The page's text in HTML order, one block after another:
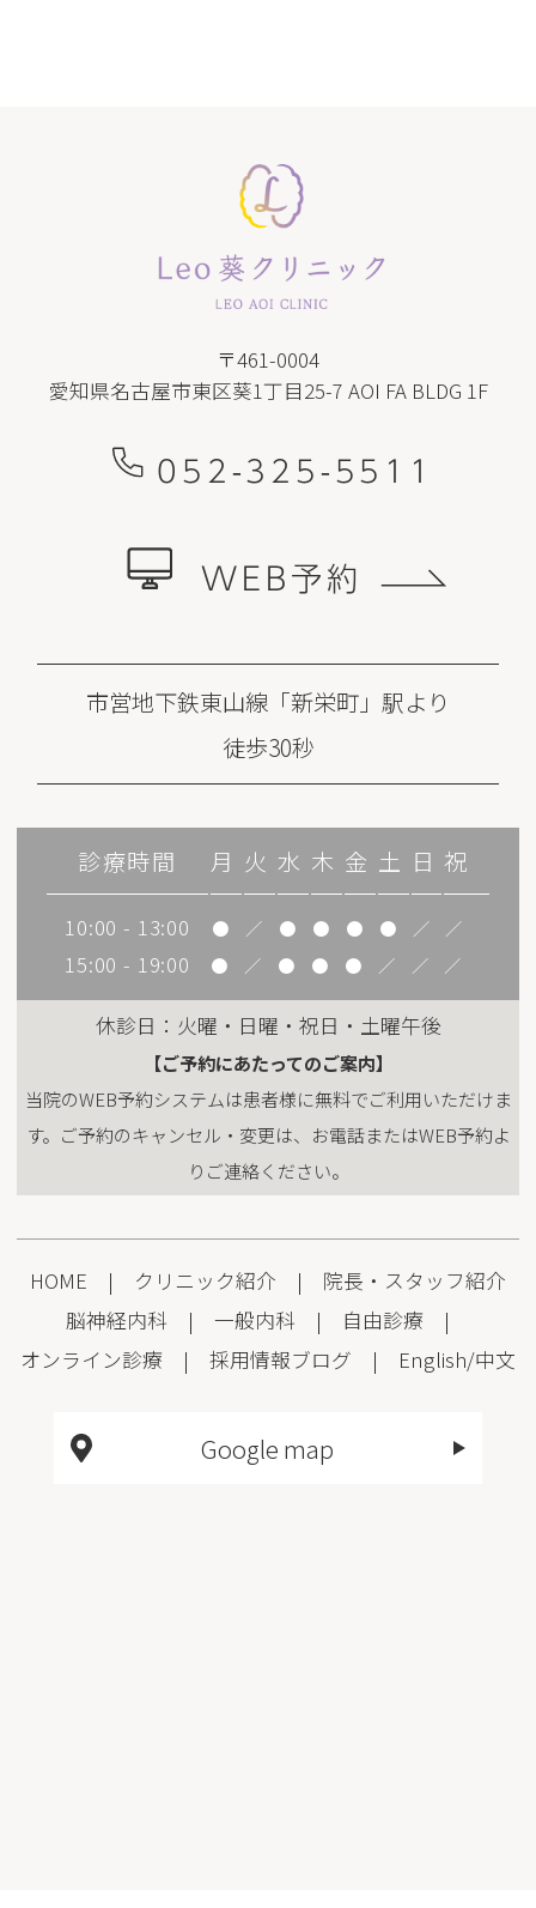
〒461-0004
愛知県名古屋市東区葵1丁目25-7 AOI FA BLDG 1F
052-325-5511
WEB予約
市営地下鉄東山線「新栄町」駅より
徒歩30秒
診療時間 月 火 水 木 金 土 日 祝
10:00 - 13:00 ● ／ ● ● ● ● ／ ／
15:00 - 19:00 ● ／ ● ● ● ／ ／ ／
休診日：火曜・日曜・祝日・土曜午後
【ご予約にあたってのご案内】
当院のWEB予約システムは患者様に無料でご利用いただけま
す。ご予約のキャンセル・変更は、お電話またはWEB予約よ
りご連絡ください。
HOME | クリニック紹介 | 院長・スタッフ紹介
脳神経内科 | 一般内科 | 自由診療 |
オンライン診療 | 採用情報ブログ | English/中文
Google map